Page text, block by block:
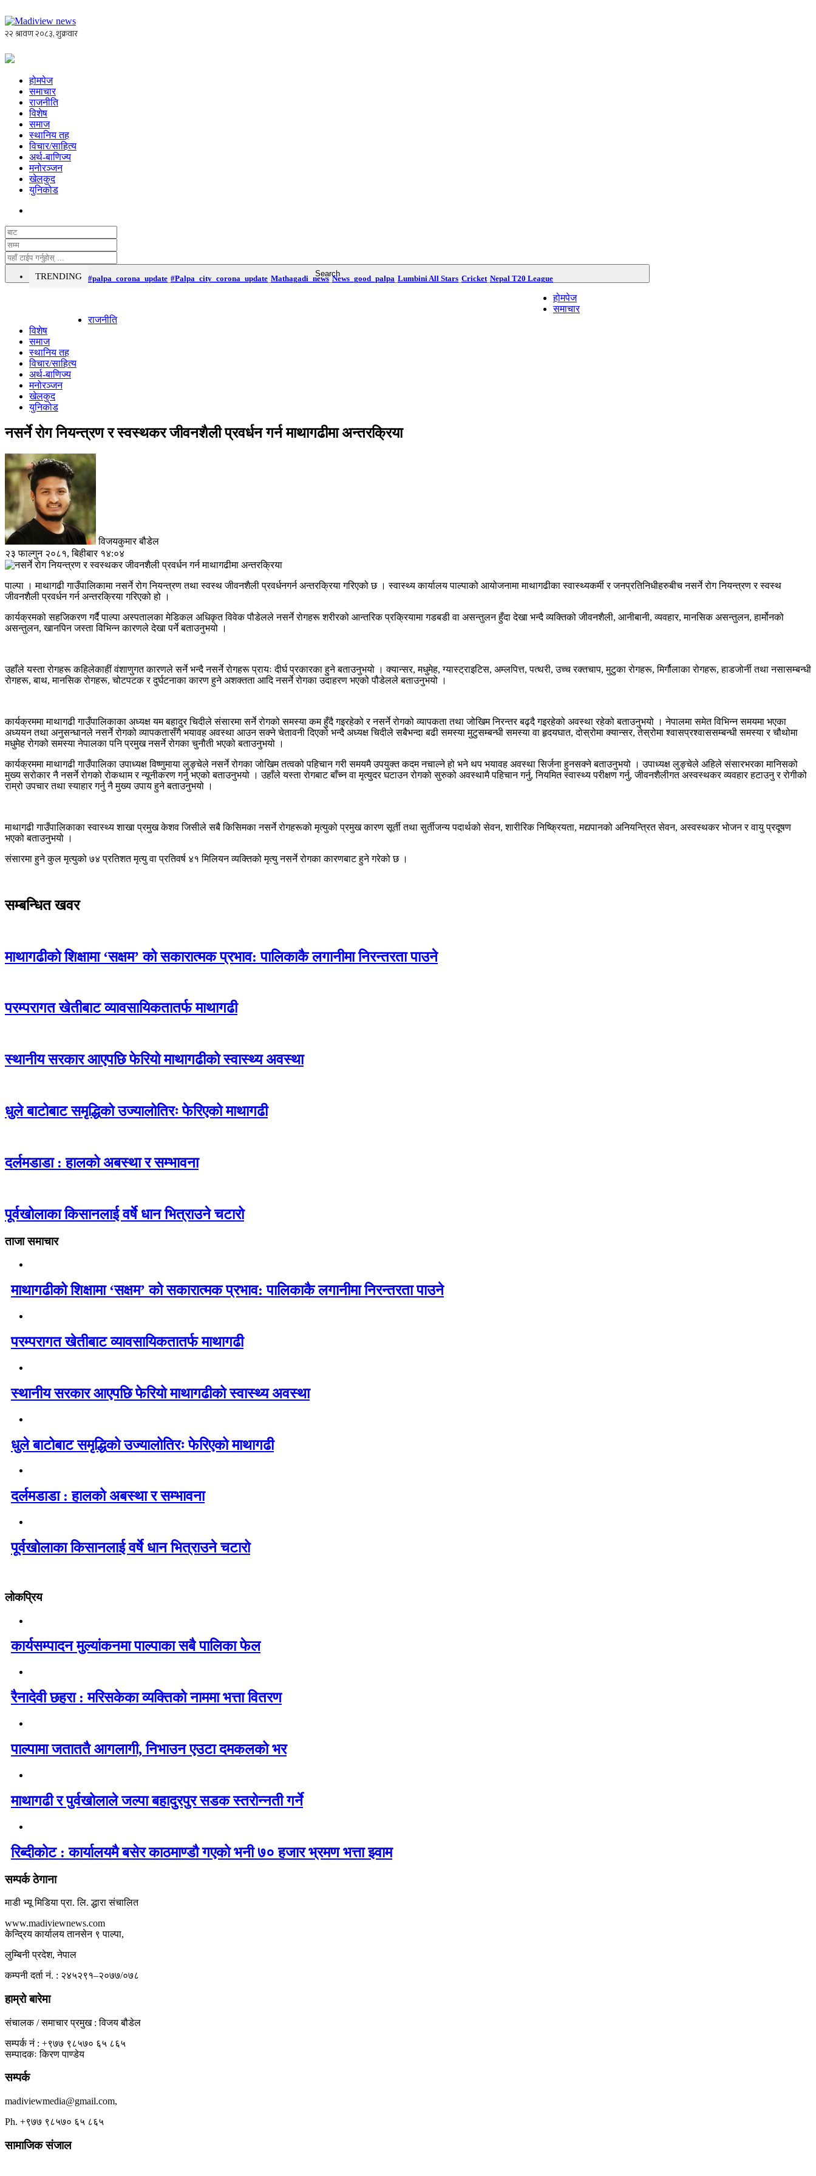
होमपेज
समाचार
राजनीति
विशेष
समाज
स्थानिय तह
विचार/साहित्य
अर्थ-बाणिज्य
मनोरञ्जन
खेलकुद
युनिकोड
TRENDING #palpa_corona_update #Palpa_city_corona_update Mathagadi_news News_good_palpa Lumbini All Stars Cricket Nepal T20 League
होमपेज
समाचार
राजनीति
विशेष
समाज
स्थानिय तह
विचार/साहित्य
अर्थ-बाणिज्य
मनोरञ्जन
खेलकुद
युनिकोड
नसर्ने रोग नियन्त्रण र स्वस्थकर जीवनशैली प्रवर्धन गर्न माथागढीमा अन्तरक्रिया
विजयकुमार बौडेल
२३ फाल्गुन २०८१, बिहीबार १४:०४
पाल्पा । माथागढी गाउँपालिकामा नसर्ने रोग नियन्त्रण तथा स्वस्थ जीवनशैली प्रवर्धनगर्न अन्तरक्रिया गरिएको छ । स्वास्थ्य कार्यालय पाल्पाको आयोजनामा माथागढीका स्वास्थ्यकर्मी र जनप्रतिनिधीहरुबीच नसर्ने रोग नियन्त्रण र स्वस्थ
जीवनशैली प्रवर्धन गर्न अन्तरक्रिया गरिएको हो ।
कार्यक्रमको सहजिकरण गर्दै पाल्पा अस्पतालका मेडिकल अधिकृत विवेक पौडेलले नसर्ने रोगहरू शरीरको आन्तरिक प्रक्रियामा गडबडी वा असन्तुलन हुँदा देखा भन्दै व्यक्तिको जीवनशैली, आनीबानी, व्यवहार, मानसिक असन्तुलन, हार्मोनको
असन्तुलन, खानपिन जस्ता विभिन्न कारणले देखा पर्ने बताउनुभयो ।
उहाँले यस्ता रोगहरू कहिलेकाहीं वंशाणुगत कारणले सर्ने भन्दै नसर्ने रोगहरू प्रायः दीर्घ प्रकारका हुने बताउनुभयो । क्यान्सर, मधुमेह, ग्यास्ट्राइटिस, अम्लपित्त, पत्थरी, उच्च रक्तचाप, मुटुका रोगहरू, मिर्गौलाका रोगहरू, हाडजोर्नी तथा नसासम्बन्धी
रोगहरू, बाथ, मानसिक रोगहरू, चोटपटक र दुर्घटनाका कारण हुने अशक्तता आदि नसर्ने रोगका उदाहरण भएको पौडेलले बताउनुभयो ।
कार्यक्रममा माथागढी गाउँपालिकाका अध्यक्ष यम बहादुर चिदीले संसारमा सर्ने रोगको समस्या कम हुँदै गइरहेको र नसर्ने रोगको व्यापकता तथा जोखिम निरन्तर बढ्दै गइरहेको अवस्था रहेको बताउनुभयो । नेपालमा समेत विभिन्न समयमा भएका
अध्ययन तथा अनुसन्धानले नसर्ने रोगको व्यापकतासँगै भयावह अवस्था आउन सक्ने चेतावनी दिएको भन्दै अध्यक्ष चिदीले सबैभन्दा बढी समस्या मुटुसम्बन्धी समस्या वा हृदयघात, दोस्रोमा क्यान्सर, तेस्रोमा श्वासप्रश्वाससम्बन्धी समस्या र चौथोमा
मधुमेह रोगको समस्या नेपालका पनि प्रमुख नसर्ने रोगका चुनौती भएको बताउनुभयो ।
कार्यक्रममा माथागढी गाउँपालिका उपाध्यक्ष विष्णुमाया लुङ्चेले नसर्ने रोगका जोखिम तत्वको पहिचान गरी समयमै उपयुक्त कदम नचाल्ने हो भने थप भयावह अवस्था सिर्जना हुनसक्ने बताउनुभयो । उपाध्यक्ष लुङ्चेले अहिले संसारभरका मानिसको
मुख्य सरोकार नै नसर्ने रोगको रोकथाम र न्यूनीकरण गर्नु भएको बताउनुभयो । उहाँले यस्ता रोगबाट बाँच्न वा मृत्युदर घटाउन रोगको सुरुको अवस्थामै पहिचान गर्नु, नियमित स्वास्थ्य परीक्षण गर्नु, जीवनशैलीगत अस्वस्थकर व्यवहार हटाउनु र रोगीको
राम्रो उपचार तथा स्याहार गर्नु नै मुख्य उपाय हुने बताउनुभयो ।
माथागढी गाउँपालिकाका स्वास्थ्य शाखा प्रमुख केशव जिसीले सबै किसिमका नसर्ने रोगहरूको मृत्युको प्रमुख कारण सूर्ती तथा सुर्तीजन्य पदार्थको सेवन, शारीरिक निष्क्रियता, मद्यपानको अनियन्त्रित सेवन, अस्वस्थकर भोजन र वायु प्रदूषण
भएको बताउनुभयो ।
संसारमा हुने कुल मृत्युको ७४ प्रतिशत मृत्यु वा प्रतिवर्ष ४१ मिलियन व्यक्तिको मृत्यु नसर्ने रोगका कारणबाट हुने गरेको छ ।
सम्बन्धित खवर
माथागढीको शिक्षामा ‘सक्षम’ को सकारात्मक प्रभाव: पालिकाकै लगानीमा निरन्तरता पाउने
परम्परागत खेतीबाट व्यावसायिकतातर्फ माथागढी
स्थानीय सरकार आएपछि फेरियो माथागढीको स्वास्थ्य अवस्था
धुले बाटोबाट समृद्धिको उज्यालोतिरः फेरिएको माथागढी
दर्लमडाडा : हालको अबस्था र सम्भावना
पूर्वखोलाका किसानलाई वर्षे धान भित्राउने चटारो
ताजा समाचार
माथागढीको शिक्षामा ‘सक्षम’ को सकारात्मक प्रभाव: पालिकाकै लगानीमा निरन्तरता पाउने
परम्परागत खेतीबाट व्यावसायिकतातर्फ माथागढी
स्थानीय सरकार आएपछि फेरियो माथागढीको स्वास्थ्य अवस्था
धुले बाटोबाट समृद्धिको उज्यालोतिरः फेरिएको माथागढी
दर्लमडाडा : हालको अबस्था र सम्भावना
पूर्वखोलाका किसानलाई वर्षे धान भित्राउने चटारो
लोकप्रिय
कार्यसम्पादन मुल्यांकनमा पाल्पाका सबै पालिका फेल
रैनादेवी छहरा : मरिसकेका व्यक्तिको नाममा भत्ता वितरण
पाल्पामा जताततै आगलागी, निभाउन एउटा दमकलको भर
माथागढी र पुर्वखोलाले जल्पा बहादुरपुर सडक स्तरोन्नती गर्ने
रिब्दीकोट : कार्यालयमै बसेर काठमाण्डौ गएको भनी ७० हजार भ्रमण भत्ता झ्वाम
सम्पर्क ठेगाना
माडी भ्यू मिडिया प्रा. लि. द्धारा संचालित
www.madiviewnews.com
केन्द्रिय कार्यालय तानसेन ९ पाल्पा,
लुम्बिनी प्रदेश, नेपाल
कम्पनी दर्ता नं. : २४५२९१–२०७७/०७८
हाम्रो बारेमा
संचालक / समाचार प्रमुख : विजय बौडेल
सम्पर्क नं : +९७७ ९८५७० ६५ ८६५
सम्पादकः किरण पाण्डेय
सम्पर्क
madiviewmedia@gmail.com,
Ph. +९७७ ९८५७० ६५ ८६५
सामाजिक संजाल